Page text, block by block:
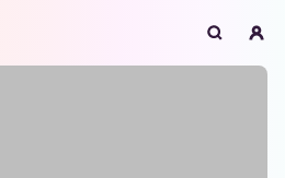
niet ondersteund